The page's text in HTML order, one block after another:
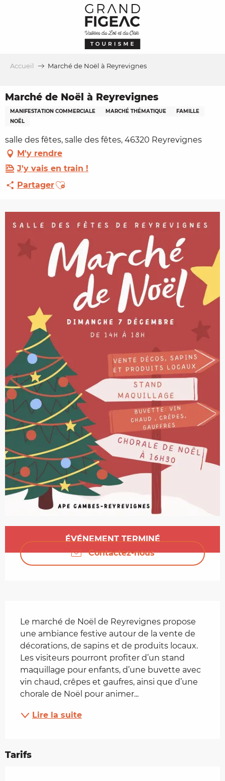
Accueil Marché de Noël à Reyrevignes
Marché de Noël à Reyrevignes
MANIFESTATION COMMERCIALE MARCHÉ THÉMATIQUE
FAMILLE
NOËL
salle des fêtes, salle des fêtes, 46320 Reyrevignes
M'y rendre
J'y vais en train !
PartagerAjouter aux favoris
Ouverture et coordonnées
ÉVÉNEMENT TERMINÉ
Contactez-nous
Le marché de Noël de Reyrevignes propose
une ambiance festive autour de la vente de
décorations, de sapins et de produits locaux.
Les visiteurs pourront profiter d’un stand
maquillage pour enfants, d’une buvette avec
vin chaud, crêpes et gaufres, ainsi que d’une
chorale de Noël pour animer...
Lire la suite
Tarifs